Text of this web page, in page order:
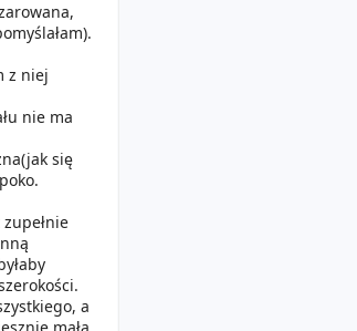
z niej
nie ma
się
a